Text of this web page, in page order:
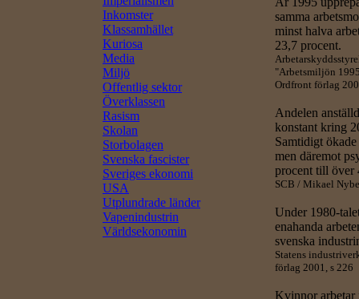
Inkomster
Klassamhället
Kuriosa
Media
Miljö
Offentlig sektor
Överklassen
Rasism
Skolan
Storbolagen
Svenska fascister
Sveriges ekonomi
USA
Utplundrade länder
Vapenindustrin
Världsekonomin
samma
minst halva
23,7 procent.
"Arbetsmiljön
Ordfront förlag
Andelen
konstant kring
Samtidigt
men däremot
procent till över
SCB / Mikael
Under 1980-
enahanda
svenska
Statens
förlag 2001, s 226
Kvinnor arbetar